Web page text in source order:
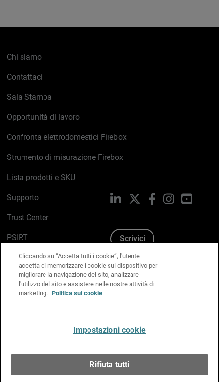
Chi siamo
Contattaci
Sala Stampa
Opportunità di lavoro
Confronta elettrodomestici Firebox
Strumento di misurazione Firebox
Lista prodotti e SKU
Supporto
Trust Center
PSIRT
Politica sui cookie
Informativa sulla privacy
Kit Media & Brand
LinkedIn FacebookInstagram
Scrivici
Cliccando su “Accetta tutti i cookie”, l'utente
accetta di memorizzare i cookie sul dispositivo per
migliorare la navigazione del sito, analizzare
l'utilizzo del sito e assistere nelle nostre attività di
marketing. Politica sui cookie
Impostazioni cookie
Rifiuta tutti